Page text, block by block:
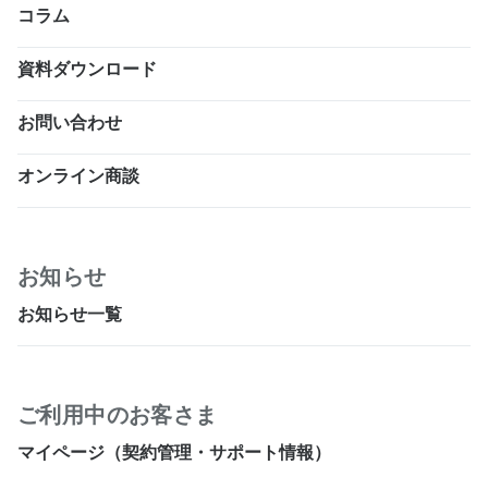
コラム
資料ダウンロード
お問い合わせ
オンライン商談
お知らせ
お知らせ一覧
ご利用中のお客さま
マイページ（契約管理・サポート情報）